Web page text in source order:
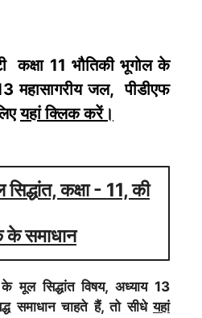
कक्षा 11 भौतिकी भूगोल के
महासागरीय जल, पीडीएफ
यहां क्लिक करें।
कक्षा - 11, की
के समाधान
मूल सिद्धांत विषय, अध्याय 13
समाधान चाहते हैं, तो सीधेयहां